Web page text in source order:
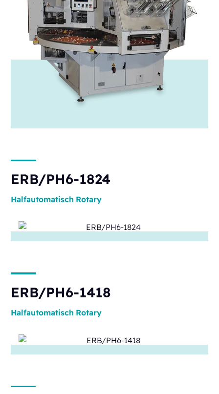
ERB/PH6-1824
Halfautomatisch Rotary
ERB/PH6-1418
Halfautomatisch Rotary